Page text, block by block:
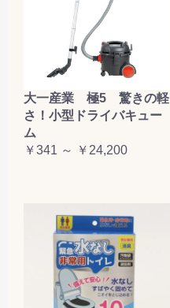
大一産業 極5 驚きの軽
さ！小型ドライバキュー
ム
￥341 ～ ￥24,200